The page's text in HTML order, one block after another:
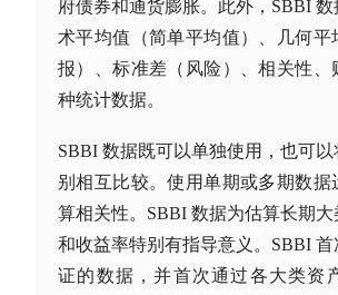
府债券和通货膨胀。此外，SBBI
术平均值（简单平均值）、几何平
报）、标准差（风险）、相关性、
种统计数据。
SBBI 数据既可以单独使用，也可
别相互比较。使用单期或多期数据
算相关性。SBBI 数据为估算长期大
和收益率特别有指导意义。SBBI
证的数据，并首次通过各大类资